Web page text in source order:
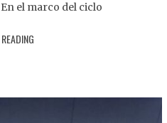
el marco del ciclo